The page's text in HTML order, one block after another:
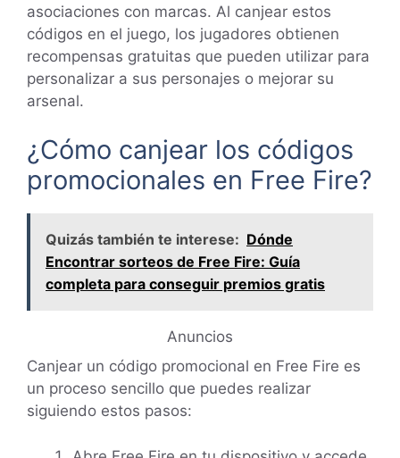
asociaciones con marcas. Al canjear estos
códigos en el juego, los jugadores obtienen
recompensas gratuitas que pueden utilizar para
personalizar a sus personajes o mejorar su
arsenal.
¿Cómo canjear los códigos
promocionales en Free Fire?
Quizás también te interese: Dónde
Encontrar sorteos de Free Fire: Guía
completa para conseguir premios gratis
Anuncios
Canjear un código promocional en Free Fire es
un proceso sencillo que puedes realizar
siguiendo estos pasos: